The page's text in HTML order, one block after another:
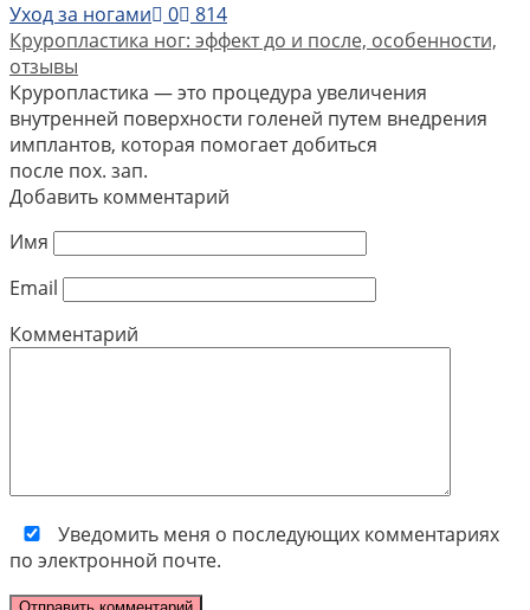
Уход за ногами 0
814
Круропластика ног: эффект до и после, особенности,
отзывы
Круропластика — это процедура увеличения
внутренней поверхности голеней путем внедрения
имплантов, которая помогает добиться
после пох. зап.
Добавить комментарий
Имя
Email
Комментарий
Уведомить меня о последующих комментариях
по электронной почте.